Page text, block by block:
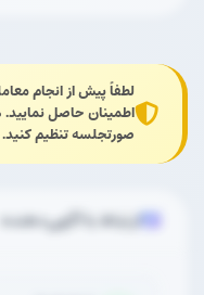
لطفاً پیش از انجام
اطمینان حاصل
صورتجلسه تنظیم کنید.
ارتباط با آگهی‌دهنده